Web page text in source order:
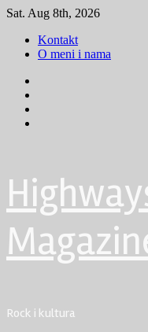
Skip
content
Sat. Aug 8th, 2026
Kontakt
O meni i nama
Rock i kultura